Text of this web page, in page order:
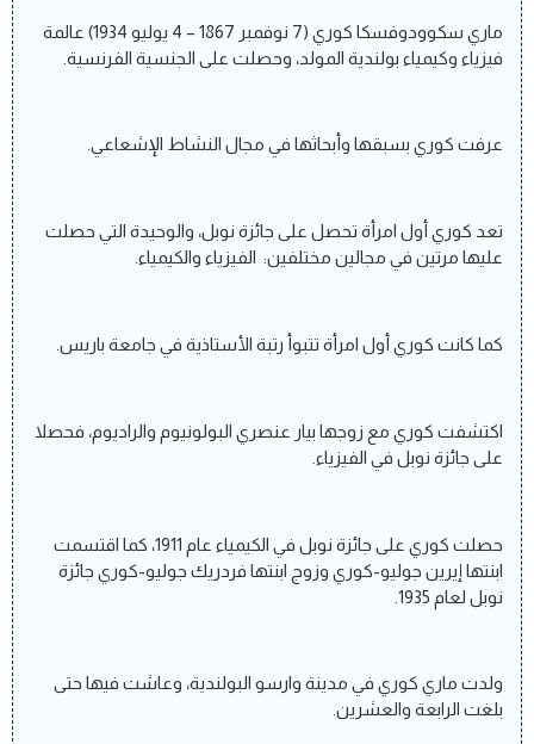
ماري سكوودوفسكا كوري (7 نوفمبر 1867 – 4 يوليو 1934) عالمة
فيزياء وكيمياء بولندية المولد، وحصلت على الجنسية الفرنسية.
عرفت كوري بسبقها وأبحاثها في مجال النشاط الإشعاعي.
تعد كوري أول امرأة تحصل على جائزة نوبل، والوحيدة التي حصلت
عليها مرتين في مجالين مختلفين: الفيزياء والكيمياء.
كما كانت كوري أول امرأة تتبوأ رتبة الأستاذية في جامعة باريس.
اكتشفت كوري مع زوجها بيار عنصري البولونيوم والراديوم، فحصلا
على جائزة نوبل في الفيزياء.
حصلت كوري على جائزة نوبل في الكيمياء عام 1911، كما اقتسمت
ابنتها إيرين جوليو-كوري وزوج ابنتها فردريك جوليو-كوري جائزة
نوبل لعام 1935.
ولدت ماري كوري في مدينة وارسو البولندية، وعاشت فيها حتى
بلغت الرابعة والعشرين.